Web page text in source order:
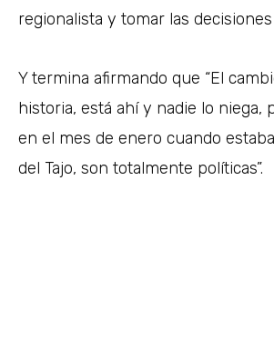
regionalista y tomar las
Y termina afirmando que “El
historia, está ahí y nadie lo
en el mes de enero cuando
del Tajo, son totalmente políticas”.